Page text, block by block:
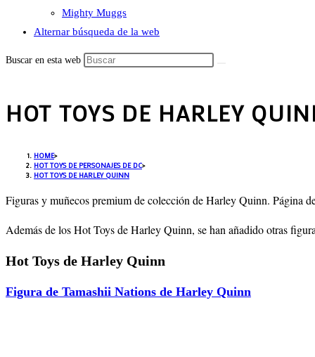
Mighty Muggs
Alternar búsqueda de la web
Buscar en esta web
HOT TOYS DE HARLEY
HOME>
HOT TOYS DE PERSONAJES DE DC>
HOT TOYS DE HARLEY QUINN
Figuras y muñecos premium de colección deHarley Quinn. Página
Además de los Hot Toys deHarley Quinn, se han añadido otras
Hot Toys de Harley Quinn
Figura de Tamashii Nations de Harley Quinn